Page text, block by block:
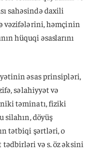
sahəsində daxili
vəzifələrini, həmçinin
hüquqi əsaslarını
əsas prinsipləri,
səlahiyyət və
təminatı, fiziki
silahın, döyüş
tətbiqi şərtləri, o
və s. öz əksini